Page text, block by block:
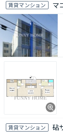
賃貸マンション マ
賃貸マンション 砧